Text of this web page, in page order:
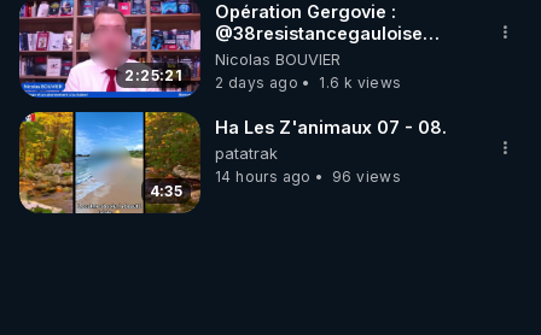
2:25:21
Opération Gergovie :
‪@38resistancegauloise‬
‪@MarionSigautOfficiel‬
‪@gladysriifard5710‬ Laëtitia
Nicolas BOUVIER
2 days ago
1.6 k views
4:35
Ha Les Z'animaux 07 - 08.
patatrak
14 hours ago
96 views